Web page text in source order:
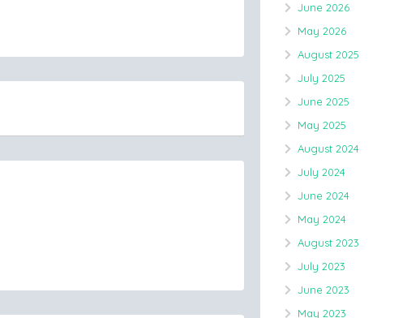
June 2026
May 2026
August 2025
July 2025
June 2025
May 2025
August 2024
July 2024
June 2024
May 2024
August 2023
July 2023
June 2023
May 2023